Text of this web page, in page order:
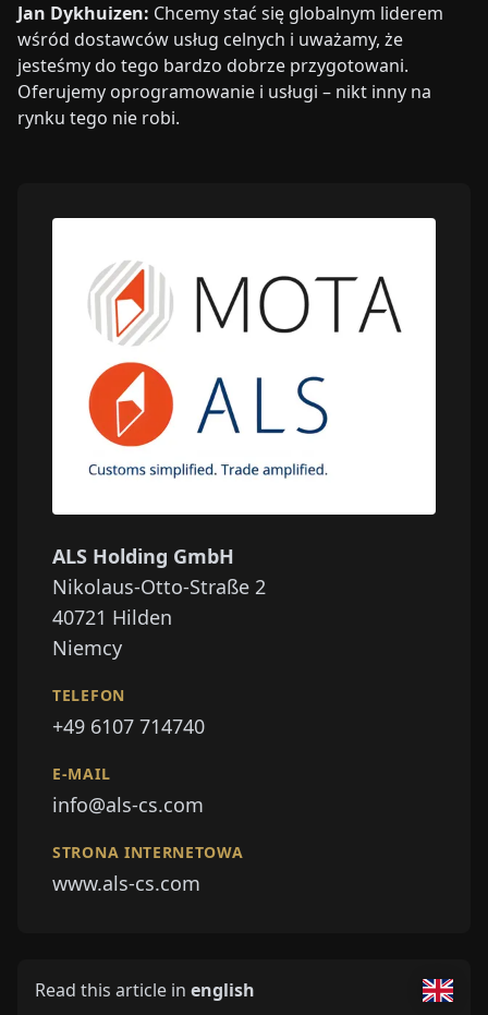
Jan Dykhuizen: Chcemy stać się globalnym liderem
wśród dostawców usług celnych i uważamy, że
jesteśmy do tego bardzo dobrze przygotowani.
Oferujemy oprogramowanie i usługi – nikt inny na
rynku tego nie robi.
ALS Holding GmbH
Nikolaus-Otto-Straße 2
40721 Hilden
Niemcy
TELEFON
+49 6107 714740
E-MAIL
info@als-cs.com
STRONA INTERNETOWA
www.als-cs.com
Read this article in english